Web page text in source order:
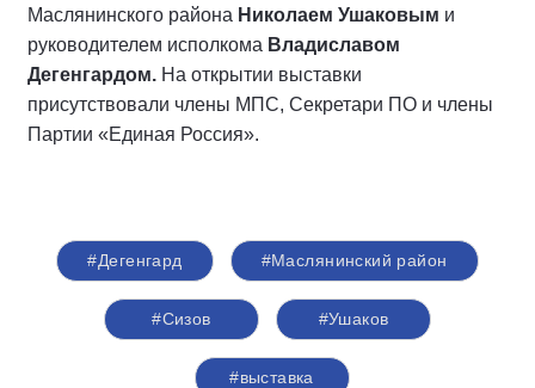
Маслянинского района Николаем Ушаковым и
руководителем исполкома Владиславом
Дегенгардом. На открытии выставки
присутствовали члены МПС, Секретари ПО и члены
Партии «Единая Россия».
#Дегенгард #Маслянинский район
#Сизов #Ушаков
#выставка